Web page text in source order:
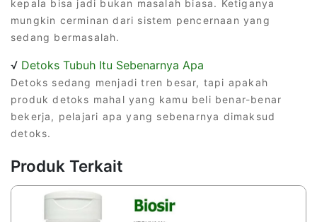
kepala bisa jadi bukan masalah biasa. Ketiganya
mungkin cerminan dari sistem pencernaan yang
sedang bermasalah.
√ Detoks Tubuh Itu Sebenarnya Apa
Detoks sedang menjadi tren besar, tapi apakah
produk detoks mahal yang kamu beli benar-benar
bekerja, pelajari apa yang sebenarnya dimaksud
detoks.
Produk Terkait